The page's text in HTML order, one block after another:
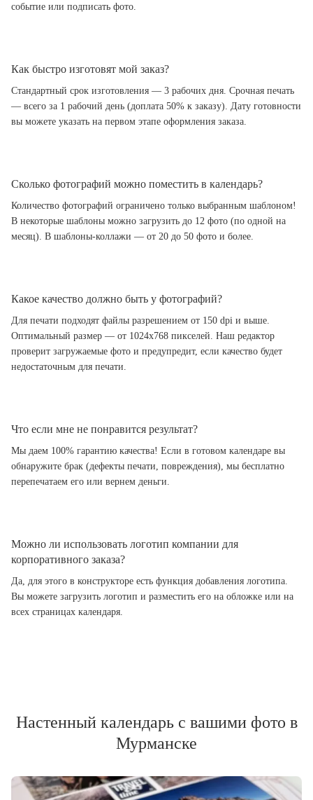
событие или подписать фото.
Как быстро изготовят мой заказ?
Стандартный срок изготовления — 3 рабочих дня. Срочная печать
— всего за 1 рабочий день (доплата 50% к заказу). Дату готовности
вы можете указать на первом этапе оформления заказа.
Сколько фотографий можно поместить в календарь?
Количество фотографий ограничено только выбранным шаблоном!
В некоторые шаблоны можно загрузить до 12 фото (по одной на
месяц). В шаблоны-коллажи — от 20 до 50 фото и более.
Какое качество должно быть у фотографий?
Для печати подходят файлы разрешением от 150 dpi и выше.
Оптимальный размер — от 1024x768 пикселей. Наш редактор
проверит загружаемые фото и предупредит, если качество будет
недостаточным для печати.
Что если мне не понравится результат?
Мы даем 100% гарантию качества! Если в готовом календаре вы
обнаружите брак (дефекты печати, повреждения), мы бесплатно
перепечатаем его или вернем деньги.
Можно ли использовать логотип компании для
корпоративного заказа?
Да, для этого в конструкторе есть функция добавления логотипа.
Вы можете загрузить логотип и разместить его на обложке или на
всех страницах календаря.
Настенный календарь с вашими фото в
Мурманске